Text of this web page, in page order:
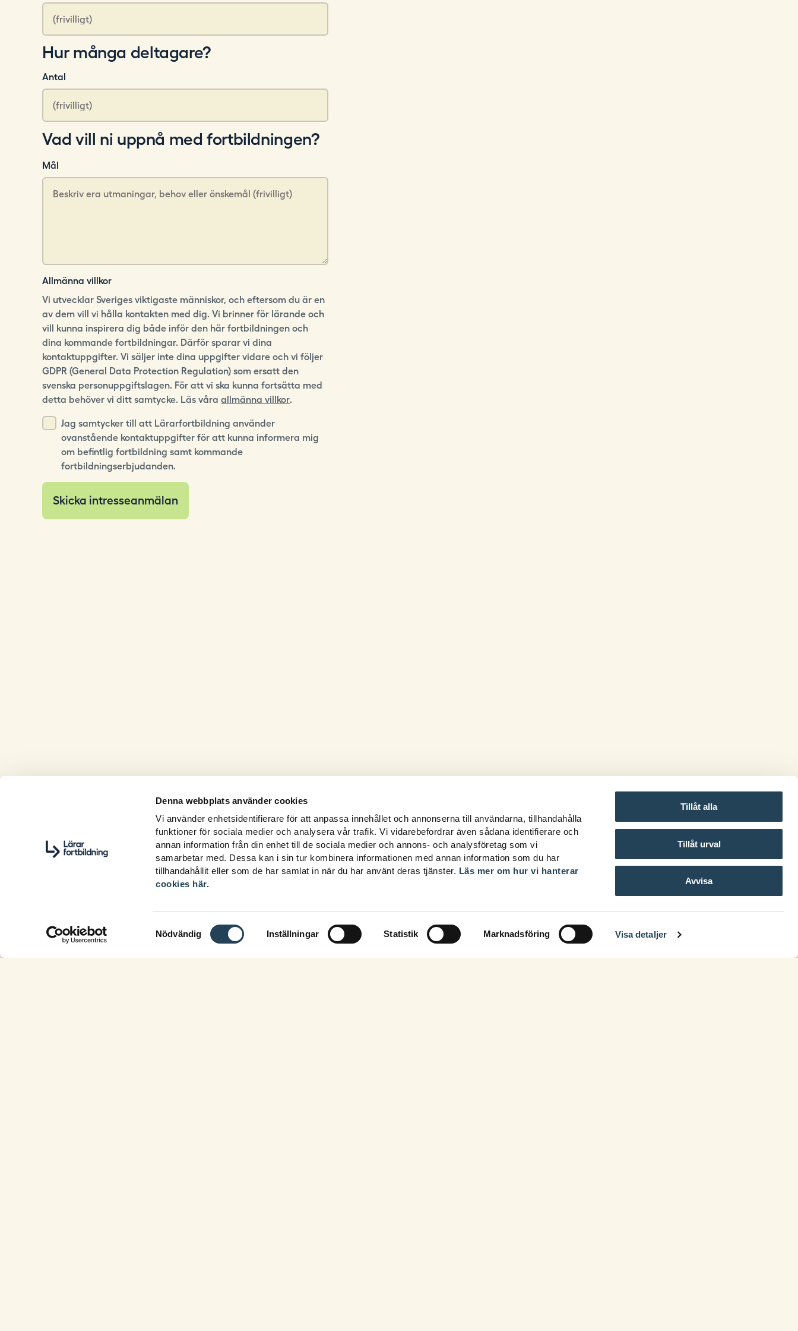
Denna webbplats använder cookies
Vi använder enhetsidentifierare för att anpassa innehållet och annonserna till användarna, tillhandahålla
funktioner för sociala medier och analysera vår trafik. Vi vidarebefordrar även sådana identifierare och
annan information från din enhet till de sociala medier och annons- och analysföretag som vi
samarbetar med. Dessa kan i sin tur kombinera informationen med annan information som du har
tillhandahållit eller som de har samlat in när du har använt deras tjänster. Läs mer om hur vi hanterar
cookies här.
Samtyckesval
Nödvändig Inställningar Statistik Marknadsföring Visa detaljer
Tillåt alla
Tillåt urval
Avvisa
Hur många deltagare?
Antal
Vad vill ni uppnå med fortbildningen?
Mål
Allmänna villkor
Vi utvecklar Sveriges viktigaste människor, och eftersom du är en
av dem vill vi hålla kontakten med dig. Vi brinner för lärande och
vill kunna inspirera dig både inför den här fortbildningen och
dina kommande fortbildningar. Därför sparar vi dina
kontaktuppgifter. Vi säljer inte dina uppgifter vidare och vi följer
GDPR (General Data Protection Regulation) som ersatt den
svenska personuppgiftslagen. För att vi ska kunna fortsätta med
detta behöver vi ditt samtycke. Läs våraallmänna villkor.
Jag samtycker till att Lärarfortbildning använder
ovanstående kontaktuppgifter för att kunna informera mig
om befintlig fortbildning samt kommande
fortbildningserbjudanden.